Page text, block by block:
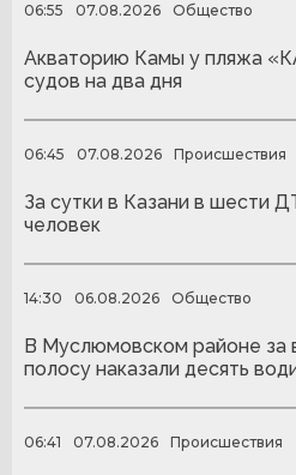
06:55 07.08.2026 Общество
Акваторию Камы у пляжа
судов на два дня
06:45 07.08.2026 Происшествия
За сутки в Казани в шести
человек
14:30 06.08.2026 Общество
В Муслюмовском районе за
полосу наказали десять
06:41 07.08.2026 Происшествия